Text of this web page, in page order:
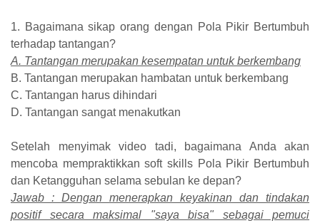
1. Bagaimana sikap orang dengan Pola Pikir Bertumbuh
terhadap tantangan?
A. Tantangan merupakan kesempatan untuk berkembang
B. Tantangan merupakan hambatan untuk berkembang
C. Tantangan harus dihindari
D. Tantangan sangat menakutkan
Setelah menyimak video tadi, bagaimana Anda akan
mencoba mempraktikkan soft skills Pola Pikir Bertumbuh
dan Ketangguhan selama sebulan ke depan?
Jawab : Dengan menerapkan keyakinan dan tindakan
positif secara maksimal "saya bisa" sebagai pemuci